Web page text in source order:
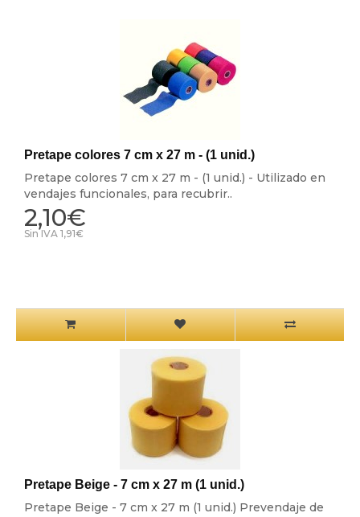
Pretape colores 7 cm x 27 m - (1 unid.)
Pretape colores 7 cm x 27 m - (1 unid.) - Utilizado en
vendajes funcionales, para recubrir..
2,10€
Sin IVA 1,91€
Pretape Beige - 7 cm x 27 m (1 unid.)
Pretape Beige - 7 cm x 27 m (1 unid.) Prevendaje de